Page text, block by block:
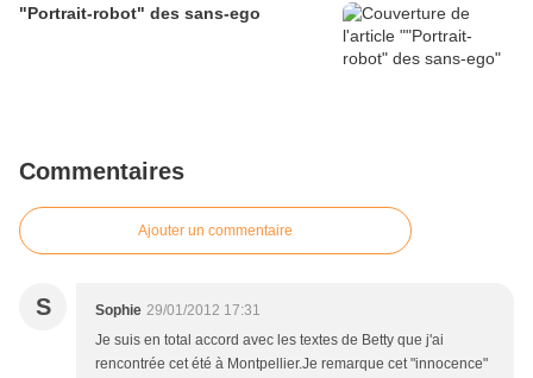
"Portrait-robot" des sans-ego
Commentaires
Ajouter un commentaire
S Sophie 29/01/2012 17:31
Je suis en total accord avec les textes de Betty que j'ai
rencontrée cet été à Montpellier.Je remarque cet "innocence"